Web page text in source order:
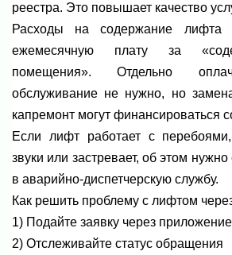
реестра. Это повышает качество
Расходы на содержание
ежемесячную плату за
помещения». Отдельно
обслуживание не нужно, но
капремонт могут финансироваться
Если лифт работает с
звуки или застревает, об этом
в аварийно-диспетчерскую службу.
Как решить проблему с лифтом
1) Подайте заявку через приложение
2) Отслеживайте статус обращения